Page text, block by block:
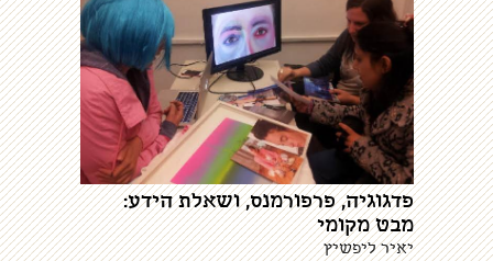
פדגוגיה, פרפורמנס, ושאלת הידע:
מבט מקומי
יאיר ליפשיץ